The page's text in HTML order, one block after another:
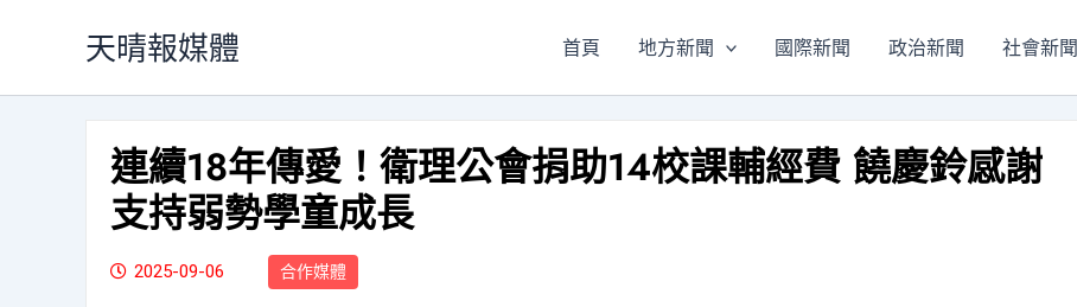
天晴報媒體 首頁 地方新聞 國際新聞 政治新聞 社會新聞
連續18年傳愛！衛理公會捐助14校課輔經費 饒慶鈴感謝
支持弱勢學童成長
2025-09-06 合作媒體